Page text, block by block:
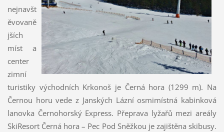
nejnavšt
ěvovaně
jších
míst a
center
zimní
turistiky východních Krkonoš je Černá hora (1299 m). Na
Černou horu vede z Janských Lázní osmimístná kabinková
lanovka Černohorský Express. Přeprava lyžařů mezi areály
SkiResort Černá hora – Pec Pod Sněžkou je zajištěna skibusy.